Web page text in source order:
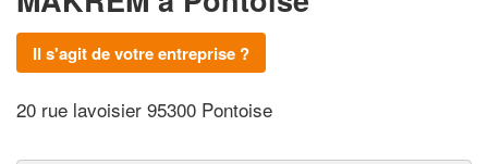
Il s'agit de votre entreprise ?
20 rue lavoisier 95300 Pontoise